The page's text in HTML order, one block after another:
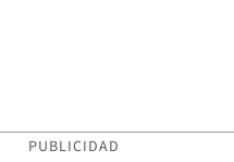
PUBLICIDAD